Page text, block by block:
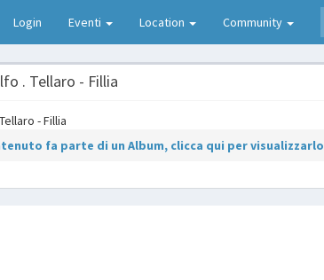
Login Eventi Location Community
. Tellaro - Fillia
fa parte di un Album, clicca qui per visualizzarlo